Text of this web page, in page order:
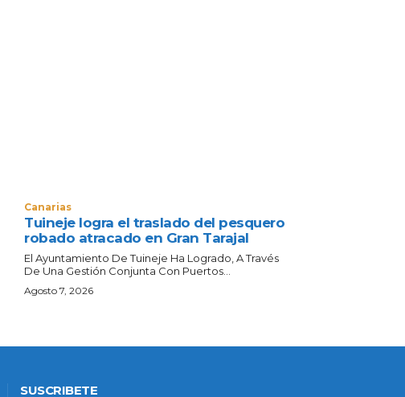
Canarias
Tuineje logra el traslado del pesquero
robado atracado en Gran Tarajal
El Ayuntamiento De Tuineje Ha Logrado, A Través
De Una Gestión Conjunta Con Puertos...
Agosto 7, 2026
SUSCRIBETE